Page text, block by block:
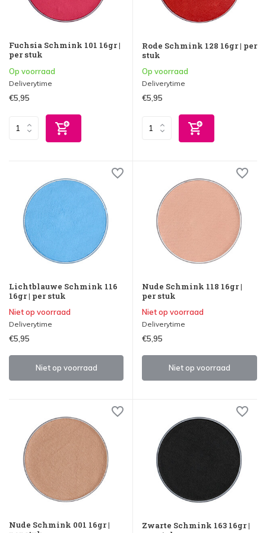
Fuchsia Schmink 101 16gr |
per stuk
Op voorraad
Deliverytime
€5,95
Rode Schmink 128 16gr | per
stuk
Op voorraad
Deliverytime
€5,95
Lichtblauwe Schmink 116
16gr | per stuk
Niet op voorraad
Deliverytime
€5,95
Niet op voorraad
Nude Schmink 118 16gr |
per stuk
Niet op voorraad
Deliverytime
€5,95
Niet op voorraad
Nude Schmink 001 16gr |
Zwarte Schmink 163 16gr |